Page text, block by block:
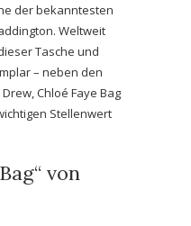
der bekanntesten
Weltweit
Tasche und
– neben den
Chloé Faye Bag
Stellenwert
von